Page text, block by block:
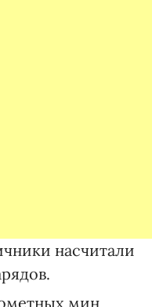
насчитали
мин